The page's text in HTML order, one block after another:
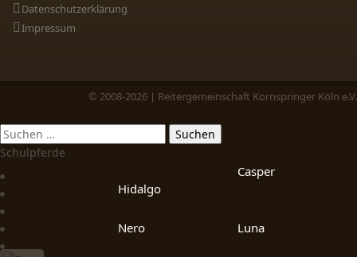
Datenschutzerklärung
Impressum
© 2008-2026 | Reitergemeinschaft Kornspringer Köln e.V.
Schulpferde
Casper
Hidalgo
Luna
Nero